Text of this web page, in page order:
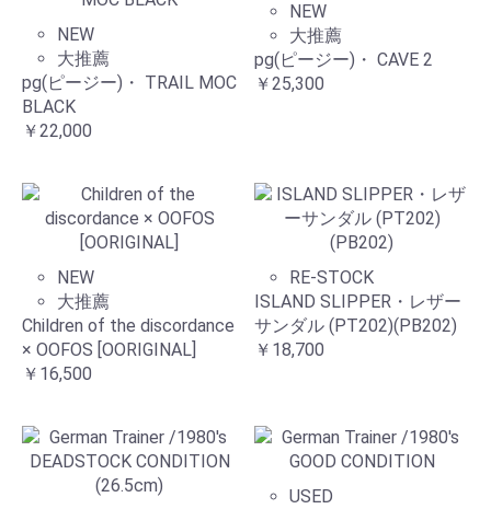
NEW
大推薦
pg(ピージー)・ TRAIL MOC
BLACK
￥22,000
NEW
大推薦
pg(ピージー)・ CAVE 2
￥25,300
NEW
大推薦
Children of the discordance
× OOFOS [OORIGINAL]
￥16,500
RE-STOCK
ISLAND SLIPPER・レザー
サンダル (PT202)(PB202)
￥18,700
USED